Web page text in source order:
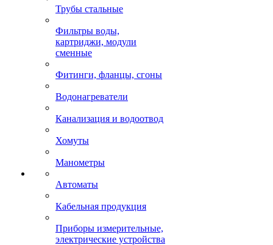
Трубы стальные
Фильтры воды,
картриджи, модули
сменные
Фитинги, фланцы, сгоны
Водонагреватели
Канализация и водоотвод
Хомуты
Манометры
Автоматы
Кабельная продукция
Приборы измерительные,
электрические устройства